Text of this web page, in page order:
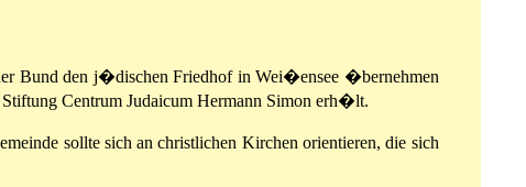
Bund den j�dischen Friedhof in Wei�ensee �bernehmen
Centrum Judaicum Hermann Simon erh�lt.
sollte sich an christlichen Kirchen orientieren, die sich